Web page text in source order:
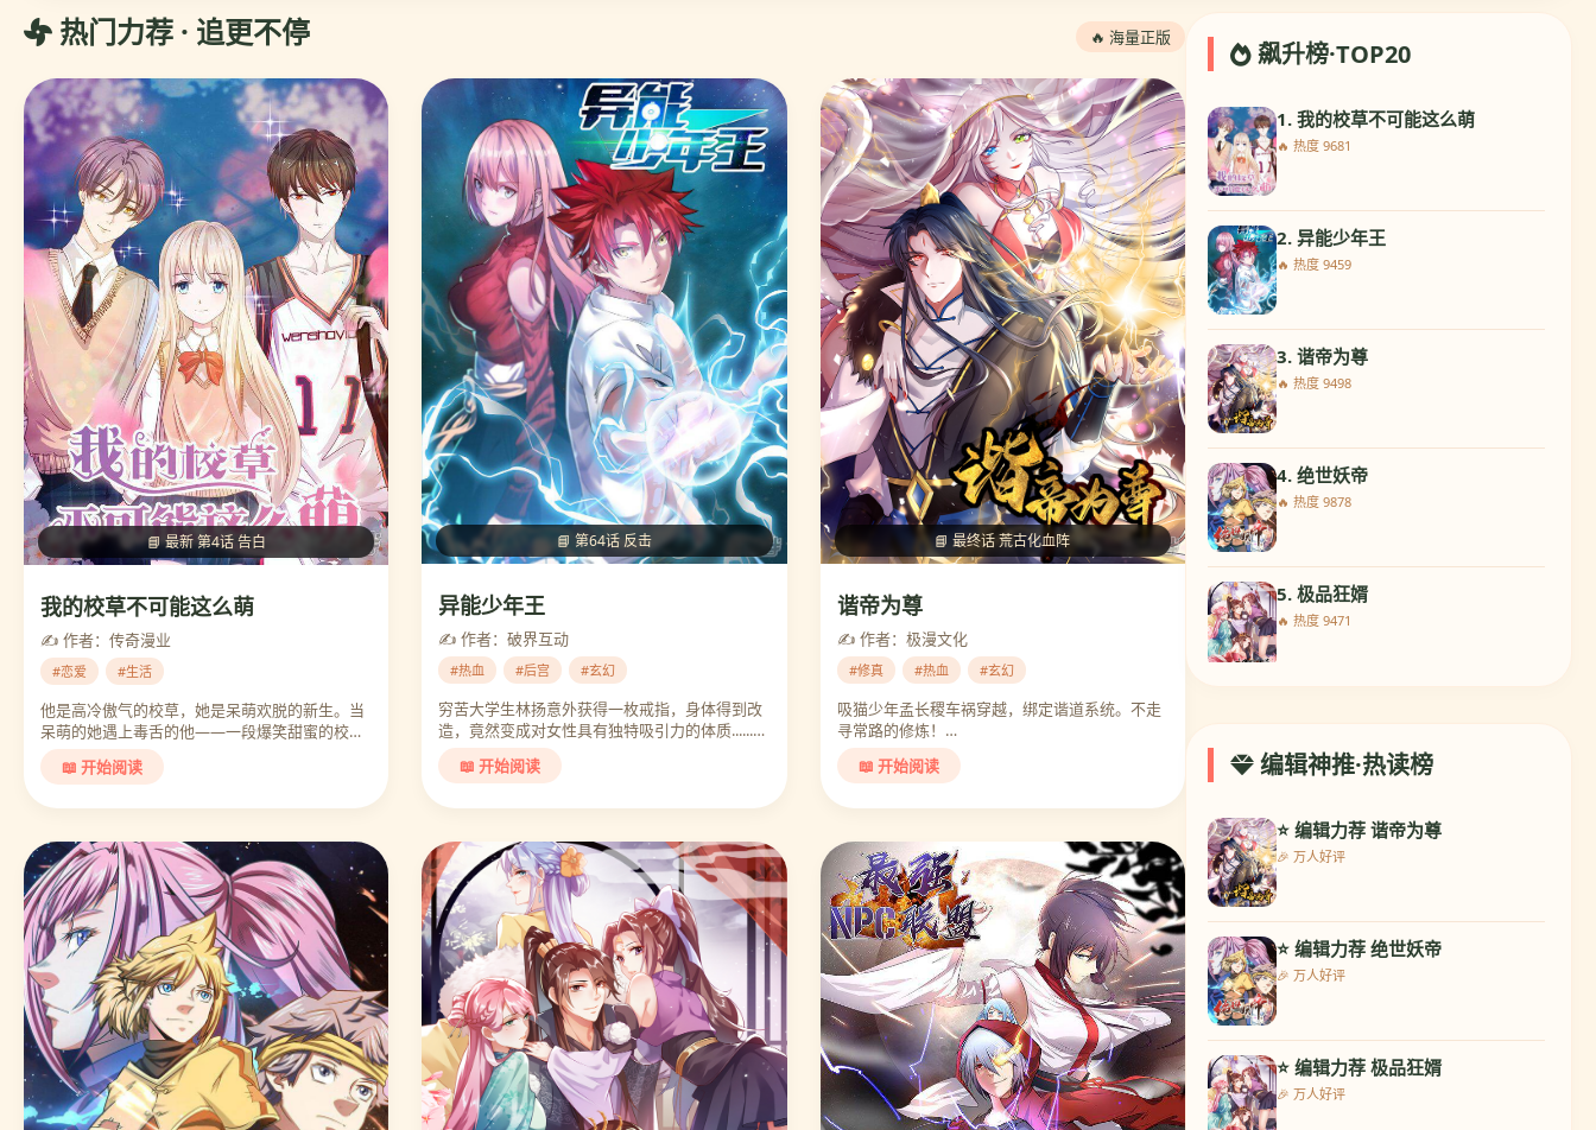
热门力荐 · 追更不停 🔥 海量正版
📘 最新 第4话 告白
我的校草不可能这么萌
✍️ 作者：传奇漫业
#恋爱 #生活
他是高冷傲气的校草，她是呆萌欢脱的新生。当
呆萌的她遇上毒舌的他——一段爆笑甜蜜的校园
故事。…
📖 开始阅读
📘 第64话 反击
异能少年王
✍️ 作者：破界互动
#热血 #后宫 #玄幻
穷苦大学生林扬意外获得一枚戒指，身体得到改
造，竟然变成对女性具有独特吸引力的体质......…
📖 开始阅读
📘 最终话 荒古化血阵
谐帝为尊
✍️ 作者：极漫文化
#修真 #热血 #玄幻
吸猫少年孟长稷车祸穿越，绑定谐道系统。不走
寻常路的修炼！…
📖 开始阅读
飙升榜·TOP20
1. 我的校草不可能这么萌
🔥 热度 9681
2. 异能少年王
🔥 热度 9459
3. 谐帝为尊
🔥 热度 9498
4. 绝世妖帝
🔥 热度 9878
5. 极品狂婿
🔥 热度 9471
7. 兽宠女皇
🔥 热度 10522
8. 校草会长是头狼
🔥 热度 8995
9. 王爷你好帅
🔥 热度 9815
编辑神推·热读榜
⭐ 编辑力荐 谐帝为尊
🎉 万人好评
⭐ 编辑力荐 绝世妖帝
🎉 万人好评
⭐ 编辑力荐 极品狂婿
🎉 万人好评